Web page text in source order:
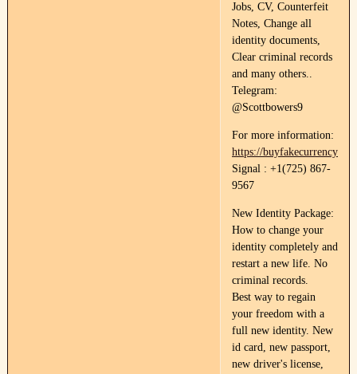
Jobs, CV, Counterfeit
Notes, Change all
identity documents,
Clear criminal records
and many others..
Telegram:
@Scottbowers9
For more information:
https://
Signal : +1(725) 867-
9567
New Identity Package:
How to change your
identity completely and
restart a new life. No
criminal records.
Best way to regain
your freedom with a
full new identity. New
id card, new passport,
new driver's license,